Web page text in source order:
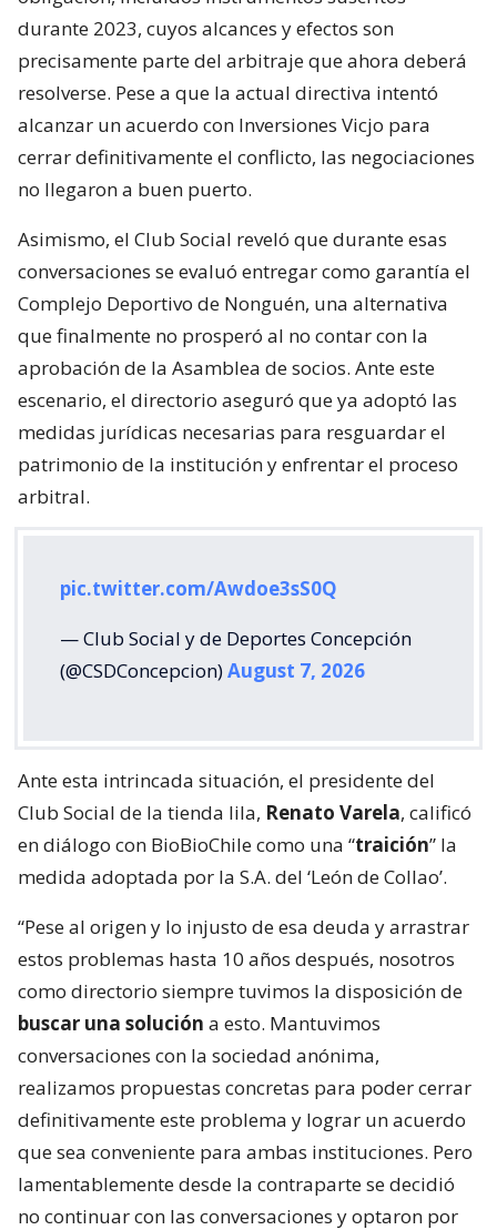
durante 2023, cuyos alcances y efectos son
precisamente parte del arbitraje que ahora deberá
resolverse. Pese a que la actual directiva intentó
alcanzar un acuerdo con Inversiones Vicjo para
cerrar definitivamente el conflicto, las negociaciones
no llegaron a buen puerto.
Asimismo, el Club Social reveló que durante esas
conversaciones se evaluó entregar como garantía el
Complejo Deportivo de Nonguén, una alternativa
que finalmente no prosperó al no contar con la
aprobación de la Asamblea de socios. Ante este
escenario, el directorio aseguró que ya adoptó las
medidas jurídicas necesarias para resguardar el
patrimonio de la institución y enfrentar el proceso
arbitral.
pic.twitter.com/Awdoe3sS0Q
— Club Social y de Deportes Concepción
(@CSDConcepcion)August 7, 2026
Ante esta intrincada situación, el presidente del
Club Social de la tienda lila, Renato Varela, calificó
en diálogo con BioBioChile como una “traición” la
medida adoptada por la S.A. del ‘León de Collao’.
“Pese al origen y lo injusto de esa deuda y arrastrar
estos problemas hasta 10 años después, nosotros
como directorio siempre tuvimos la disposición de
buscar una solución a esto. Mantuvimos
conversaciones con la sociedad anónima,
realizamos propuestas concretas para poder cerrar
definitivamente este problema y lograr un acuerdo
que sea conveniente para ambas instituciones. Pero
lamentablemente desde la contraparte se decidió
no continuar con las conversaciones y optaron por